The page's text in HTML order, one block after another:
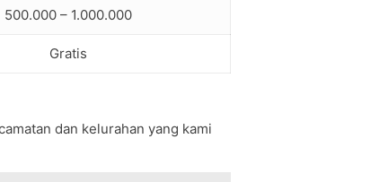
500.000 – 1.000.000
Gratis
dan kelurahan yang kami